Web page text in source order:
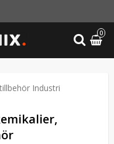
0
Industri